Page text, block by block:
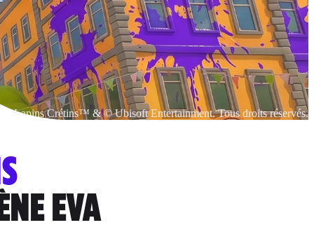
Lapins Crétins™ & © Ubisoft Entertainment. Tous droits réservés.
EVA